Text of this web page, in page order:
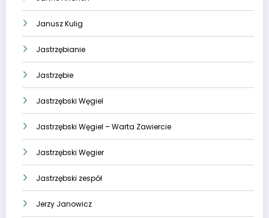
Janusz Kulig
Jastrzębianie
Jastrzębie
Jastrzębski Węgiel
Jastrzębski Węgiel – Warta Zawiercie
Jastrzębski Węgier
Jastrzębski zespół
Jerzy Janowicz